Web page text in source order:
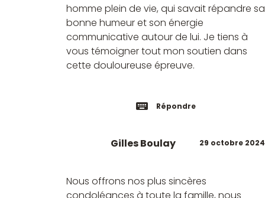
homme plein de vie, qui savait répandre sa
bonne humeur et son énergie
communicative autour de lui. Je tiens à
vous témoigner tout mon soutien dans
cette douloureuse épreuve.
Répondre
29 octobre 2024
Gilles Boulay
Nous offrons nos plus sincères